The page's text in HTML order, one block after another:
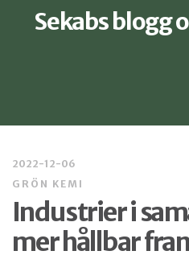
Sekabs blogg
2022-12-06
GRÖN KEMI
Industrier i
mer hållbar